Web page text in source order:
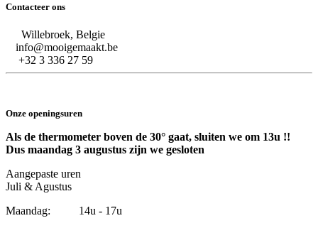
Contacteer ons
Willebroek, Belgie
info@mooigemaakt.be
+32 3 336 27 59
Onze openingsuren
Als de thermometer boven de 30° gaat, sluiten we om 13u !!
Dus maandag 3 augustus zijn we gesloten
Aangepaste uren
Juli & Agustus
Maandag: 14u - 17u